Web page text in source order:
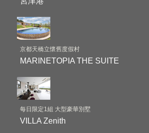
京都天橋立懷舊度假村
MARINETOPIA THE SUITE
每日限定1組 大型豪華別墅
VILLA Zenith